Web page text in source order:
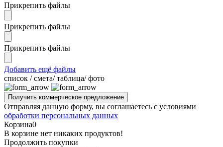
Прикрепить файлы
Прикрепить файлы
Прикрепить файлы
Добавить ещё файлы
cписок / смета/ таблица/ фото
Отправляя данную форму, вы соглашаетесь с условиями
обработки персональных данных
Корзина0
В корзине нет никаких продуктов!
Продолжить покупки